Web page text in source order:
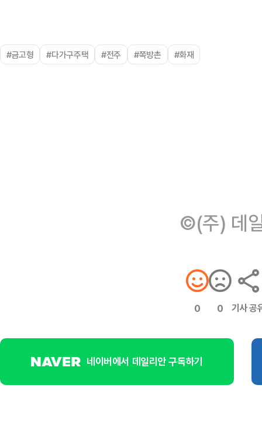
#금고형 #다가구주택 #전주 #쪽방촌 #화재
©(주) 데
0 0 기사 공
네이버에서 데일리안 구독하기